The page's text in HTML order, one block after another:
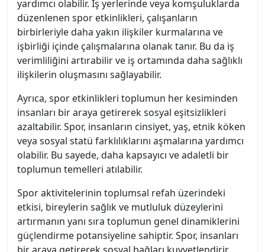
yardımcı olabilir. İş yerlerinde veya komşuluklarda
düzenlenen spor etkinlikleri, çalışanların
birbirleriyle daha yakın ilişkiler kurmalarına ve
işbirliği içinde çalışmalarına olanak tanır. Bu da iş
verimliliğini artırabilir ve iş ortamında daha sağlıklı
ilişkilerin oluşmasını sağlayabilir.
Ayrıca, spor etkinlikleri toplumun her kesiminden
insanları bir araya getirerek sosyal eşitsizlikleri
azaltabilir. Spor, insanların cinsiyet, yaş, etnik köken
veya sosyal statü farklılıklarını aşmalarına yardımcı
olabilir. Bu sayede, daha kapsayıcı ve adaletli bir
toplumun temelleri atılabilir.
Spor aktivitelerinin toplumsal refah üzerindeki
etkisi, bireylerin sağlık ve mutluluk düzeylerini
artırmanın yanı sıra toplumun genel dinamiklerini
güçlendirme potansiyeline sahiptir. Spor, insanları